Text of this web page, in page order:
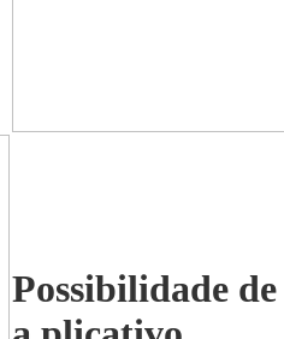
Possibilidade